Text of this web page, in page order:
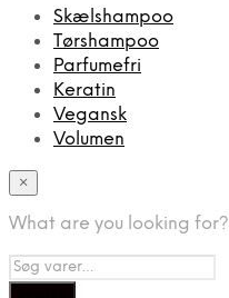
Skælshampoo
Tørshampoo
Parfumefri
Keratin
Vegansk
Volumen
×
What are you looking for?